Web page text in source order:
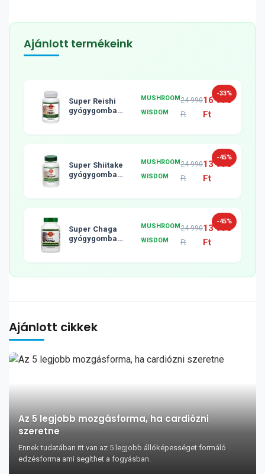
Ajánlott termékeink
-33%
Super Reishi
gyógygomba
MUSHROOM
WISDOM
24 990
Ft
16 990
Ft
-45%
Super Shiitake
gyógygomba
MUSHROOM
WISDOM
24 990
Ft
13 990
Ft
-45%
Super Chaga
gyógygomba
MUSHROOM
WISDOM
24 990
Ft
13 990
Ft
Ajánlott cikkek
Az 5 legjobb mozgásforma, ha cardiózni
szeretne
Ennek tudatában itt van az 5 legjobb állóképességet formáló
edzésforma ami segíthet a fogyásban.